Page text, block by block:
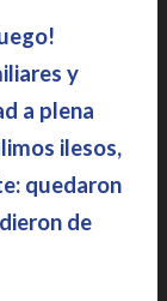
y
a plena
ilesos,
quedaron
de